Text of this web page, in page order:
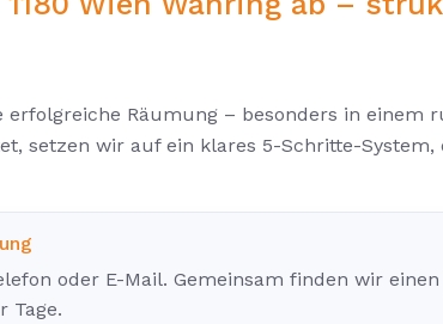
Räumung – besonders in einem
setzen wir auf ein klares 5-Schritte-
oder E-Mail. Gemeinsam finden wir
Tage.